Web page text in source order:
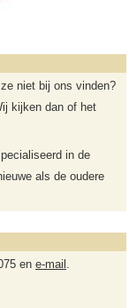
niet bij ons vinden?
kijken dan of het
in de
als de oudere
en e-mail .